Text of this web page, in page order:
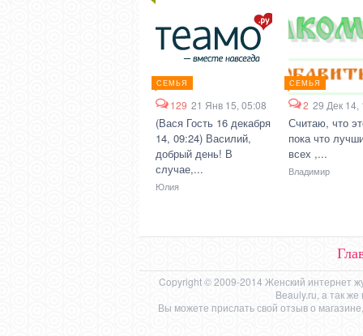
СЕМЬЯ
129 21 Янв 15, 05:08
(Вася Гость 16 декабря
14, 09:24) Василий,
добрый день! В
случае,...
Юлия
СЕМЬЯ
2 29 Дек 14,
Считаю, что
пока что
всех ,...
Владимир
Copyright © 2009-2014 Женский интернет
Beauly.ru, а так
Вы можете прислать свой отзыв о